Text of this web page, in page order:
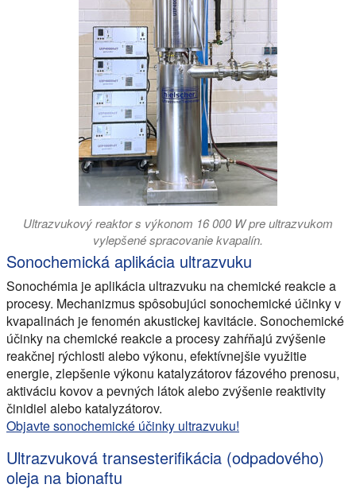
Ultrazvukový reaktor s výkonom 16 000 W pre ultrazvukom
vylepšené spracovanie kvapalín.
Sonochemická aplikácia ultrazvuku
Sonochémia je aplikácia ultrazvuku na chemické reakcie a
procesy. Mechanizmus spôsobujúci sonochemické účinky v
kvapalinách je fenomén akustickej kavitácie. Sonochemické
účinky na chemické reakcie a procesy zahŕňajú zvýšenie
reakčnej rýchlosti alebo výkonu, efektívnejšie využitie
energie, zlepšenie výkonu katalyzátorov fázového prenosu,
aktiváciu kovov a pevných látok alebo zvýšenie reaktivity
činidiel alebo katalyzátorov.
Objavte sonochemické účinky ultrazvuku!
Ultrazvuková transesterifikácia (odpadového)
oleja na bionaftu